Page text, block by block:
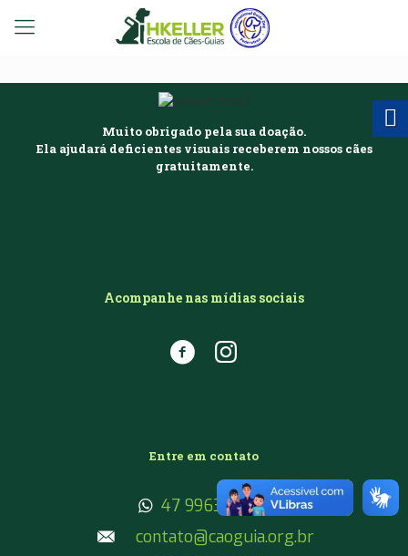
Muito obrigado pela sua doação.
Ela ajudará deficientes visuais receberem nossos cães
gratuitamente.
Acompanhe nas mídias sociais
Entre em contato
47 99633 1857
contato@caoguia.org.br